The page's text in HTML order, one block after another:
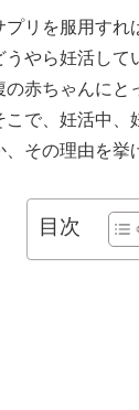
プリを服用すれ
うやら妊活して
の赤ちゃんにと
こで、妊活中、
その理由を挙
目次